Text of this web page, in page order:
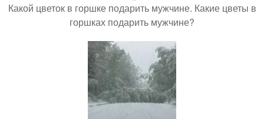
Какой цветок в горшке подарить мужчине. Какие цветы в
горшках подарить мужчине?